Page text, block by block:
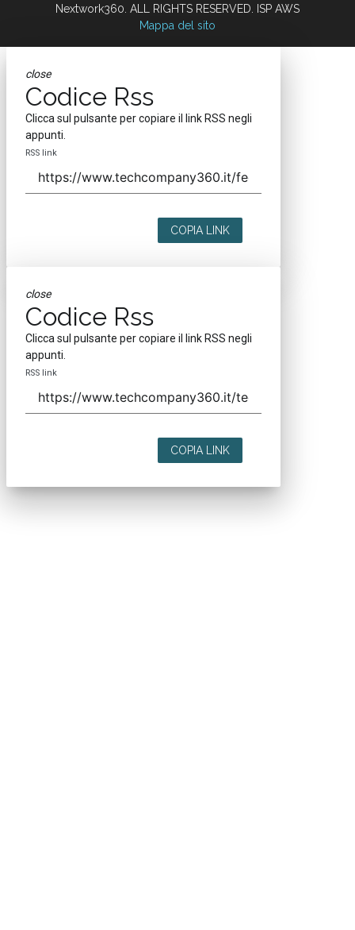
Nextwork360. ALL RIGHTS RESERVED. ISP AWS
Mappa del sito
close
Codice Rss
Clicca sul pulsante per copiare il link RSS negli
appunti.
RSS link
COPIA LINK
close
Codice Rss
Clicca sul pulsante per copiare il link RSS negli
appunti.
RSS link
COPIA LINK